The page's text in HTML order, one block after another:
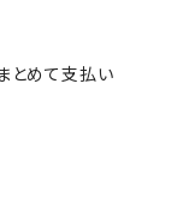
とめて支払い